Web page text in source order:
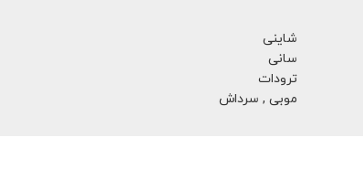
شاینی
سانی
ترودات
موبی , سرداش